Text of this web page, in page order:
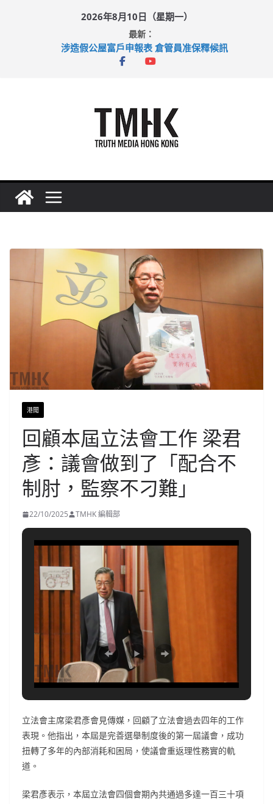
2026年8月10日（星期一）
最新：
涉造假公屋富戶申報表 倉管員准保釋候訊
港聞
回顧本屆立法會工作 梁君
彥：議會做到了「配合不
制肘，監察不刁難」
22/10/2025 TMHK 編輯部
立法會主席梁君彥會見傳媒，回顧了立法會過去四年的工作
表現。他指出，本屆是完善選舉制度後的第一屆議會，成功
扭轉了多年的內部消耗和困局，使議會重返理性務實的軌
道。
梁君彥表示，本屆立法會四個會期內共通過多達一百三十項